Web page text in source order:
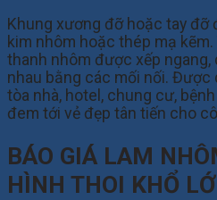
Khung xương đỡ hoặc tay đỡ
kim nhôm hoặc thép mạ
thanh nhôm được xếp
nhau bằng các mối nối. Được
tòa nhà, hotel, chung cư,
đem tới vẻ đẹp tân tiến cho
BÁO GIÁ LAM
HÌNH THOI KHỔ